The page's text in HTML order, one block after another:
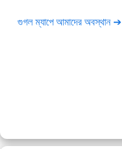
গুগল ম্যাপে আমাদের অবস্থান ➔